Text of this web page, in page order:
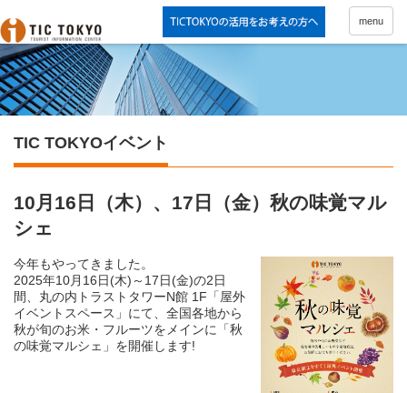
menu
TIC TOKYOイベント
10月16日（木）、17日（金）秋の味覚マル
シェ
今年もやってきました。
2025年10月16日(木)～17日(金)の2日
間、丸の内トラストタワーN館 1F「屋外
イベントスペース」にて、全国各地から
秋が旬のお米・フルーツをメインに「秋
の味覚マルシェ」を開催します!